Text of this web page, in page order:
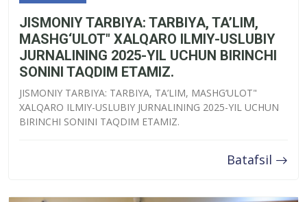
JISMONIY TARBIYA: TARBIYA, TA’LIM,
MASHG‘ULOT" XALQARO ILMIY-USLUBIY
JURNALINING 2025-YIL UCHUN BIRINCHI
SONINI TAQDIM ETAMIZ.
JISMONIY TARBIYA: TARBIYA, TA’LIM, MASHG‘ULOT"
XALQARO ILMIY-USLUBIY JURNALINING 2025-YIL UCHUN
BIRINCHI SONINI TAQDIM ETAMIZ.
Batafsil